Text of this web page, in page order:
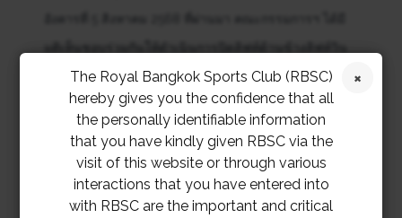
นิ่งโพส (ลิฟท์หน้าห้องเก็บถุงกอล์ฟ)
ในวันแข่งม้า เพื่อเป็นการบังคับใช้งานสมาร์ทเกทอย่าง
จริงจัง
โดยให้เริ่มปิดตั้งแต่การแข่งม้านัดวันเสาร์ที่ 16 สิงหาคม
The Royal Bangkok Sports Club (RBSC)
hereby gives you the confidence that all
the personally identifiable information
that you have kindly given RBSC via the
visit of this website or through various
interactions that you have entered into
with RBSC are the important and critical